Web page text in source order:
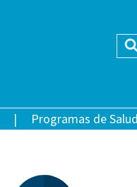
Programas de Salud